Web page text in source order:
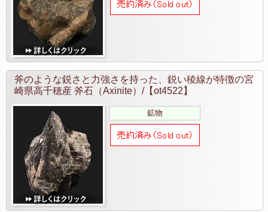
斧のような鋭さと力強さを持った、鋭い稜線が特徴の宮
崎県高千穂産 斧石（Axinite）/【ot4522】
鉱物